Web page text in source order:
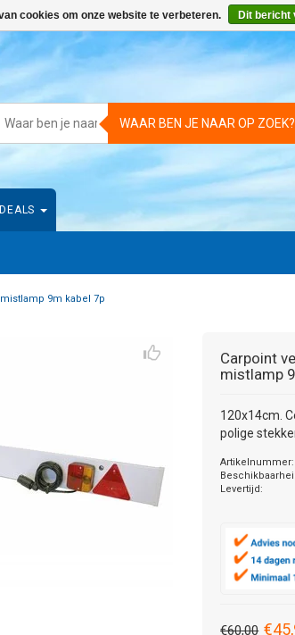
WAAR BEN JE NAAR OP ZOEK?
9m kabel 7p
Carpoint
mistlamp
120x14cm.
polige
Artikelnummer:
Levertijd:
€60,00
cookies om onze website te verbeteren. Dit bericht